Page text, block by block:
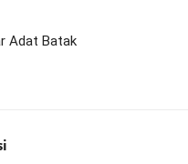
Adat Batak